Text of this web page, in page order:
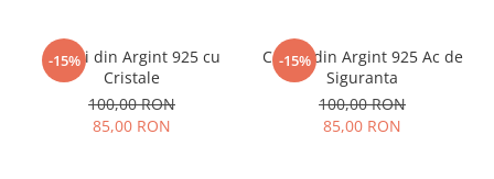
-15%
Cercei din Argint 925 cu
Cristale
100,00 RON
85,00 RON
-15%
Cercei din Argint 925 Ac de
Siguranta
100,00 RON
85,00 RON